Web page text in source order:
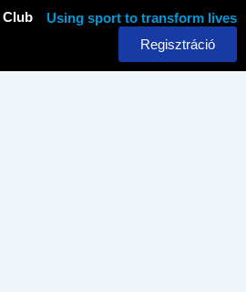
Club
Using sport to transform lives
Regisztráció